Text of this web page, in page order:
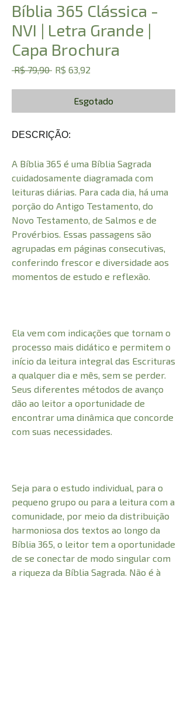
Bíblia 365 Clássica -
NVI | Letra Grande |
Capa Brochura
R$ 79,90 Preço
R$ 63,92
Esgotado
DESCRIÇÃO:
A Bíblia 365 é uma Bíblia Sagrada
cuidadosamente diagramada com
leituras diárias. Para cada dia, há uma
porção do Antigo Testamento, do
Novo Testamento, de Salmos e de
Provérbios. Essas passagens são
agrupadas em páginas consecutivas,
conferindo frescor e diversidade aos
momentos de estudo e reflexão.
Ela vem com indicações que tornam o
processo mais didático e permitem o
início da leitura integral das Escrituras
a qualquer dia e mês, sem se perder.
Seus diferentes métodos de avanço
dão ao leitor a oportunidade de
encontrar uma dinâmica que concorde
com suas necessidades.
Seja para o estudo individual, para o
pequeno grupo ou para a leitura com a
comunidade, por meio da distribuição
harmoniosa dos textos ao longo da
Bíblia 365, o leitor tem a oportunidade
de se conectar de modo singular com
a riqueza da Bíblia Sagrada. Não é à